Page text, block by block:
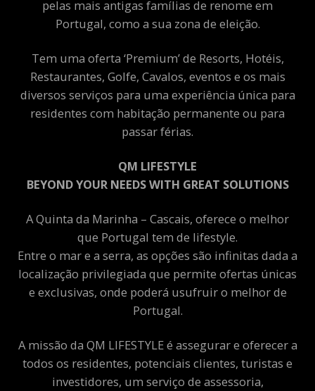
pelas mais antigas famílias de renome em
Portugal, como a sua zona de eleição.
Tem uma oferta ‘Premium’ de Resorts, Hotéis,
Restaurantes, Golfe, Cavalos, eventos e os mais
diversos serviços para uma experiência única para
residentes com habitação permanente ou para
passar férias.
QM LIFESTYLE
BEYOND YOUR NEEDS WITH GREAT SOLUTIONS
A Quinta da Marinha – Cascais, oferece o melhor
que Portugal tem de lifestyle.
Entre o mar e a serra, as opções são infinitas dada a
localização privilegiada que permite ofertas únicas
e exclusivas, onde poderá usufruir o melhor de
Portugal.
A missão da QM LIFESTYLE é assegurar e oferecer a
todos os residentes, potenciais clientes, turistas e
investidores, um serviço de assessoria,